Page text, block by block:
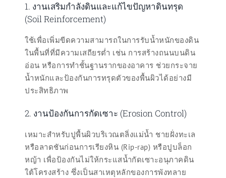
1. งานเสริมกำลังดินและแก้ไขปัญหาดินทรุด
(Soil Reinforcement)
ใช้เพื่อเพิ่มขีดความสามารถในการรับน้ำหนักของดิน
ในพื้นที่ที่มีความเสถียรต่ำ เช่น การสร้างถนนบนดิน
อ่อน หรือการทำชั้นฐานรากของอาคาร ช่วยกระจาย
น้ำหนักและป้องกันการทรุดตัวของพื้นผิวได้อย่างมี
ประสิทธิภาพ
2. งานป้องกันการกัดเซาะ (Erosion Control)
เหมาะสำหรับปูพื้นผิวบริเวณตลิ่งแม่น้ำ ชายฝั่งทะเล
หรือลาดชันก่อนการเรียงหิน (Rip-rap) หรือปูบล็อก
หญ้า เพื่อป้องกันไม่ให้กระแสน้ำกัดเซาะอนุภาคดิน
ใต้โครงสร้าง ซึ่งเป็นสาเหตุหลักของการพังทลาย